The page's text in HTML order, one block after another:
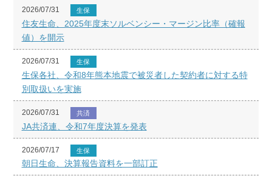
2026/07/31 生保
住友生命、2025年度末ソルベンシー・マージン比率（確報
値）を開示
2026/07/31 生保
生保各社、令和8年熊本地震で被災者した契約者に対する特
別取扱いを実施
2026/07/31 共済
JA共済連、令和7年度決算を発表
2026/07/17 生保
朝日生命、決算報告資料を一部訂正